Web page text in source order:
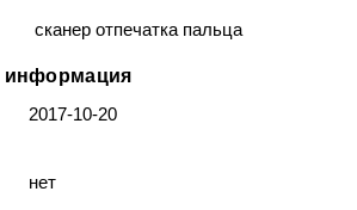
сканер отпечатка пальца
информация
2017-10-20
нет